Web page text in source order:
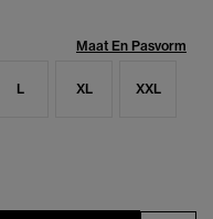
Maat En Pasvorm
L XL XXL